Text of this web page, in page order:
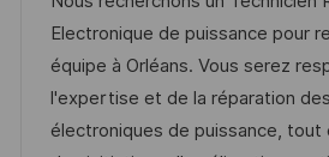
n
a
c
i
ó
h
a
d
e
e
e
m
p
t
e
g
o
Electronique de puissance pour
équipe à Orléans. Vous serez
l'expertise et de la réparation
électroniques de puissance, tout